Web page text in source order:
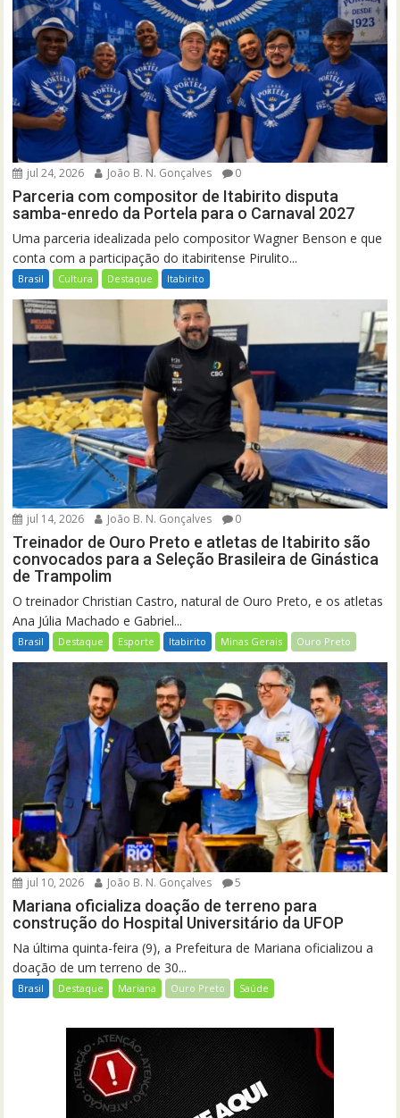
jul 24, 2026 João B. N. Gonçalves 0
Parceria com compositor de Itabirito disputa
samba-enredo da Portela para o Carnaval 2027
Uma parceria idealizada pelo compositor Wagner Benson e que
conta com a participação do itabiritense Pirulito...
Brasil Cultura Destaque Itabirito
jul 14, 2026 João B. N. Gonçalves 0
Treinador de Ouro Preto e atletas de Itabirito são
convocados para a Seleção Brasileira de Ginástica
de Trampolim
O treinador Christian Castro, natural de Ouro Preto, e os atletas
Ana Júlia Machado e Gabriel...
Brasil Destaque Esporte Itabirito Minas Gerais Ouro Preto
jul 10, 2026 João B. N. Gonçalves 5
Mariana oficializa doação de terreno para
construção do Hospital Universitário da UFOP
Na última quinta-feira (9), a Prefeitura de Mariana oficializou a
doação de um terreno de 30...
Brasil Destaque Mariana Ouro Preto Saúde